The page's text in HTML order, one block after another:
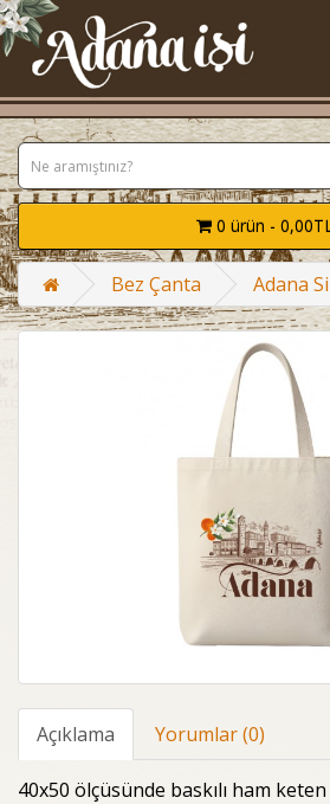
0 ürün -
Bez Çanta Adana
Açıklama Yorumlar (0)
40x50 ölçüsünde baskılı ham